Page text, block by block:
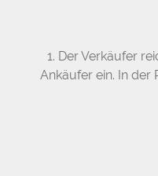
1. Der Verkäufer
Ankäufer ein. In der